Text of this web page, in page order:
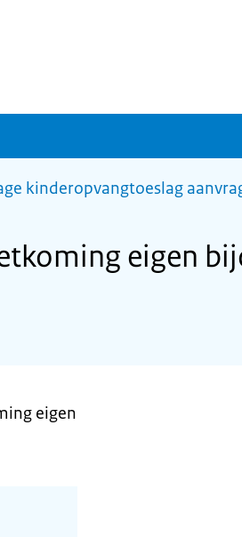
kinderopvangtoeslag
eigen
eigen